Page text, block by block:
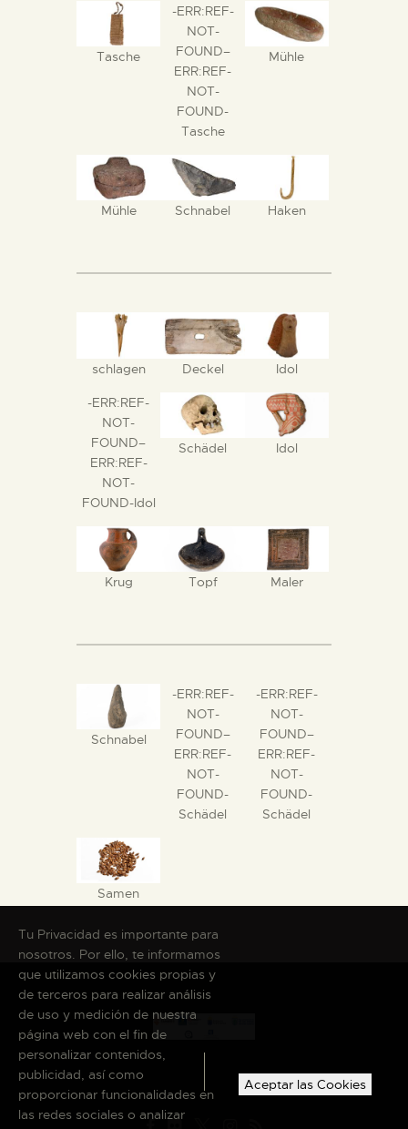
Tasche
-ERR:REF-
NOT-
FOUND–
ERR:REF-
NOT-
FOUND-
Tasche
Mühle
Mühle Schnabel Haken
schlagen Deckel Idol
-ERR:REF-
NOT-
FOUND–
ERR:REF-
NOT-
FOUND-Idol
Schädel Idol
Krug Topf Maler
Schnabel
-ERR:REF-
NOT-
FOUND–
ERR:REF-
NOT-
FOUND-
Schädel
-ERR:REF-
NOT-
FOUND–
ERR:REF-
NOT-
FOUND-
Schädel
Samen
Tu Privacidad es importante para
nosotros. Por ello, te informamos
que utilizamos cookies propias y
de terceros para realizar análisis
de uso y medición de nuestra
página web con el fin de
personalizar contenidos,
publicidad, así como
proporcionar funcionalidades en
las redes sociales o analizar
Aceptar las Cookies